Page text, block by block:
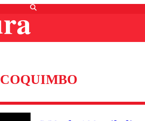
COQUIMBO